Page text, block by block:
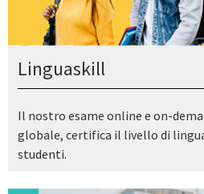
Linguaskill
Il nostro esame online e on-
globale, certifica il livello di
studenti.